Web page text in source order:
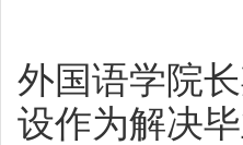
外国语学院
设作为解决